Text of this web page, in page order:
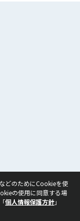
どのためにCookieを使
の使用に同意する場
個人情報保護方針」